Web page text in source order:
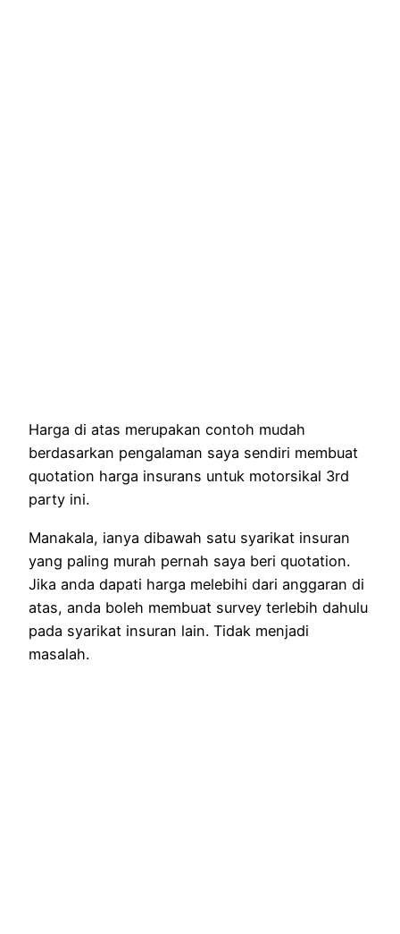
Harga di atas merupakan contoh mudah
berdasarkan pengalaman saya sendiri membuat
quotation harga insurans untuk motorsikal 3rd
party ini.
Manakala, ianya dibawah satu syarikat insuran
yang paling murah pernah saya beri quotation.
Jika anda dapati harga melebihi dari anggaran di
atas, anda boleh membuat survey terlebih dahulu
pada syarikat insuran lain. Tidak menjadi
masalah.